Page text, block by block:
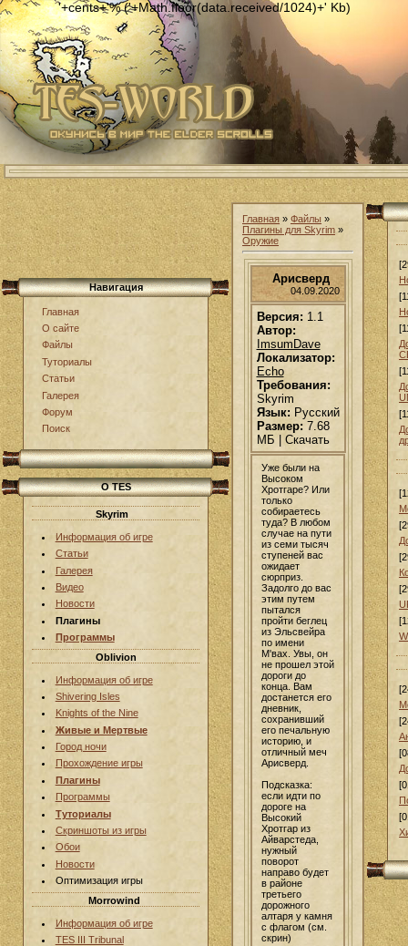
Навигация
Главная
О сайте
Файлы
Туториалы
Статьи
Галерея
Форум
Поиск
О TES
Skyrim
Информация об игре
Статьи
Галерея
Видео
Новости
Плагины
Программы
Oblivion
Информация об игре
Shivering Isles
Knights of the Nine
Живые и Мертвые
Город ночи
Прохождение игры
Плагины
Программы
Туториалы
Скриншоты из игры
Обои
Новости
Оптимизация игры
Morrowind
Информация об игре
TES III Tribunal
Главная » Файлы »
Плагины для Skyrim »
Оружие
Арисверд
04.09.2020
Версия: 1.1
Автор:
ImsumDave
Локализатор:
Echo
Требования:
Skyrim
Язык: Русский
Размер:7.68
МБ | Скачать
Уже были на
Высоком
Хротгаре? Или
только
собираетесь
туда? В любом
случае на пути
из семи тысяч
ступеней вас
ожидает
сюрприз.
Задолго до вас
этим путем
пытался
пройти беглец
из Эльсвейра
по имени
М'вах. Увы, он
не прошел этой
дороги до
конца. Вам
достанется его
дневник,
сохранивший
его печальную
историю, и
отличный меч
Арисверд.
Подсказка:
если идти по
дороге на
Высокий
Хротгар из
Айварстеда,
нужный
поворот
направо будет
в районе
третьего
дорожного
алтаря у камня
с флагом (см.
скрин)
'+cents+'% ('+Math.floor(data.received/1024)+' Kb)